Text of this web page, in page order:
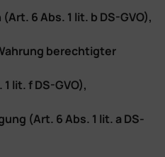
6 Abs. 1 lit. b DS-GVO),
berechtigter
lit. f DS-GVO),
(Art. 6 Abs. 1 lit. a DS-